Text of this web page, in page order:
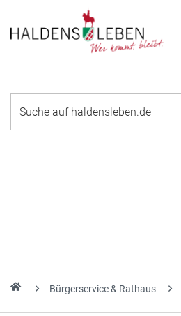
Bürgerservice & Rathaus